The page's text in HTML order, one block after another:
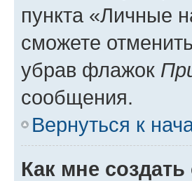
пункта «Личные
сможете
убрав флажок
сообщения.
Вернуться к
Как мне